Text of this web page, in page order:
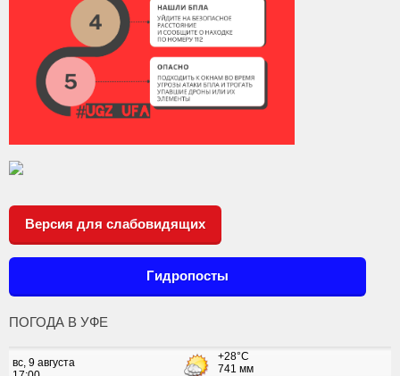
Версия для слабовидящих
Гидропосты
ПОГОДА В УФЕ